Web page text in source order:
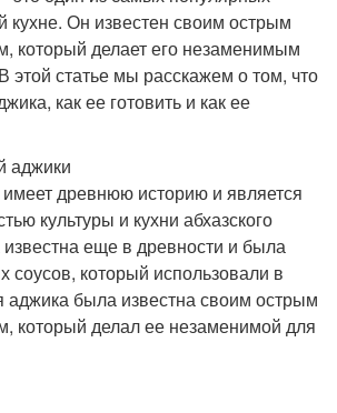
кухне. Он известен своим острым
который делает его незаменимым
этой статье мы расскажем о том, что
как ее готовить и как ее
аджики
древнюю историю и является
культуры и кухни абхазского
еще в древности и была
соусов, который использовали в
аджика была известна своим острым
который делал ее незаменимой для